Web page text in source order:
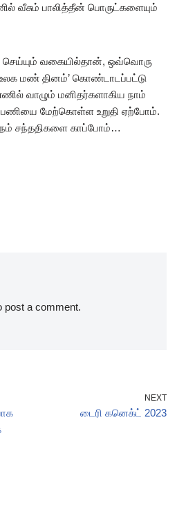
வீசும் பாலித்தீன் பொருட்களையும்
செய்யும் வகையில்தான், ஒவ்வொரு
மண் தினம்’ கொண்டாடப்பட்டு
வாழும் மனிதர்களாகிய நாம்
மேற்கொள்ள உறுதி ஏற்போம்.
சந்ததிகளை காப்போம்…
post a comment.
NEXT
டைரி கனெக்ட் 2023